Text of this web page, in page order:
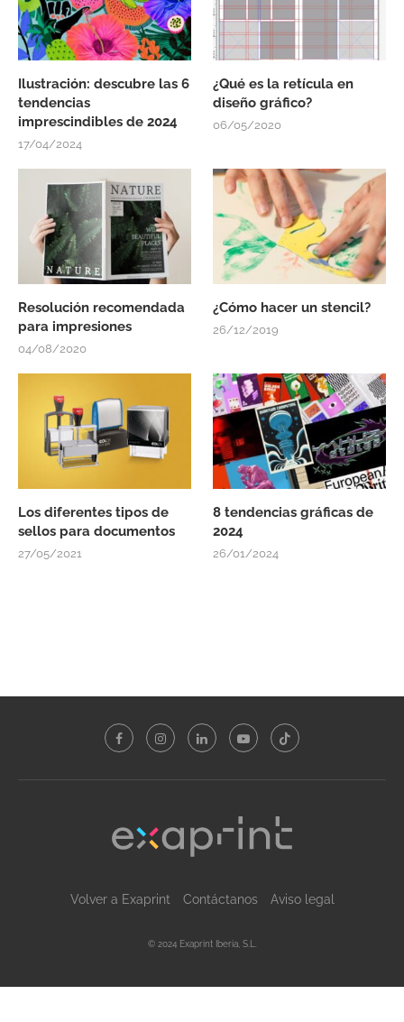
Ilustración: descubre las 6
tendencias
imprescindibles de 2024
17/04/2024
¿Qué es la retícula en
diseño gráfico?
06/05/2020
Resolución recomendada
para impresiones
04/08/2020
¿Cómo hacer un stencil?
26/12/2019
Los diferentes tipos de
sellos para documentos
27/05/2021
8 tendencias gráficas de
2024
26/01/2024
Volver a Exaprint Contáctanos Aviso legal
© 2024 Exaprint Iberia, S.L.